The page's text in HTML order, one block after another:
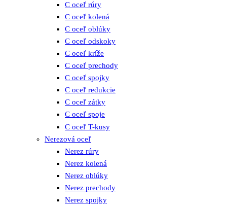
C oceľ rúry
C oceľ kolená
C oceľ oblúky
C oceľ odskoky
C oceľ kríže
C oceľ prechody
C oceľ spojky
C oceľ redukcie
C oceľ zátky
C oceľ spoje
C oceľ T-kusy
Nerezová oceľ
Nerez rúry
Nerez kolená
Nerez oblúky
Nerez prechody
Nerez spojky